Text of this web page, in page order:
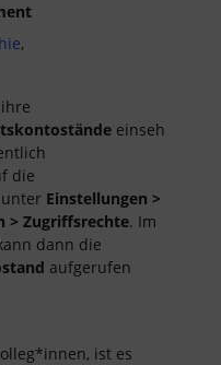
,
einseh
die
unter Einstellungen >
> Zugriffsrechte. Im
dann die
aufgerufen
ist es